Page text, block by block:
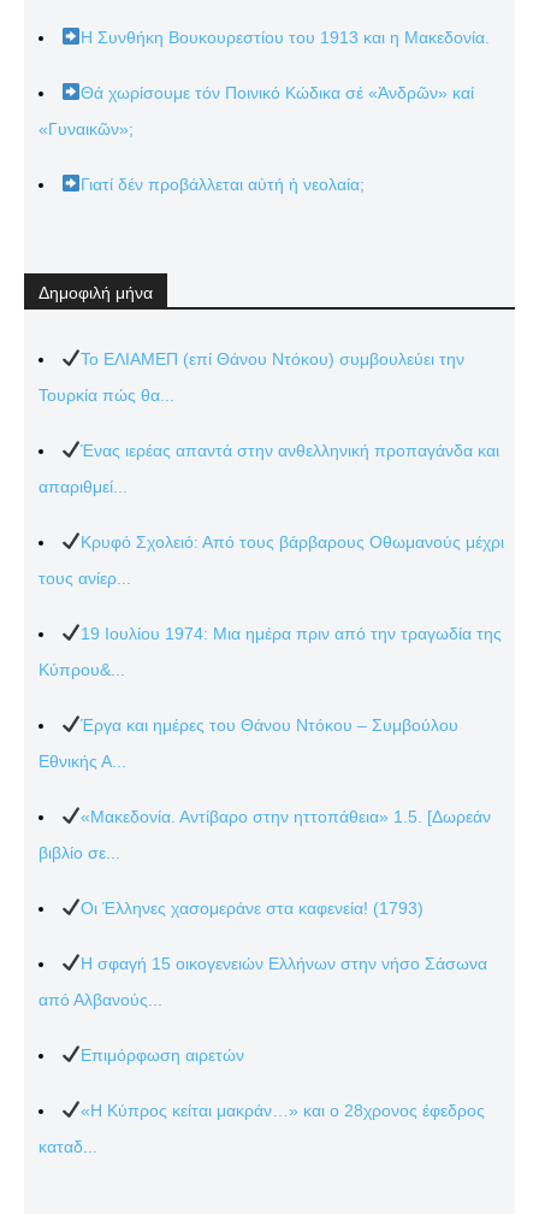
Η Συνθήκη Βουκουρεστίου του 1913 και η Μακεδονία.
Θά χωρίσουμε τόν Ποινικό Κώδικα σέ «Ἀνδρῶν» καί
«Γυναικῶν»;
Γιατί δέν προβάλλεται αὐτή ἡ νεολαία;
Δημοφιλή μήνα
Το ΕΛΙΑΜΕΠ (επί Θάνου Ντόκου) συμβουλεύει την
Τουρκία πώς θα...
Ένας ιερέας απαντά στην ανθελληνική προπαγάνδα και
απαριθμεί...
Κρυφό Σχολειό: Από τους βάρβαρους Οθωμανούς μέχρι
τους ανίερ...
19 Ιουλίου 1974: Μια ημέρα πριν από την τραγωδία της
Κύπρου&...
Έργα και ημέρες του Θάνου Ντόκου – Συμβούλου
Εθνικής Α...
«Μακεδονία. Αντίβαρο στην ηττοπάθεια» 1.5. [Δωρεάν
βιβλίο σε...
Οι Έλληνες χασομεράνε στα καφενεία! (1793)
Η σφαγή 15 οικογενειών Ελλήνων στην νήσο Σάσωνα
από Αλβανούς...
Επιμόρφωση αιρετών
«Η Κύπρος κείται μακράν…» και ο 28χρονος έφεδρος
καταδ...